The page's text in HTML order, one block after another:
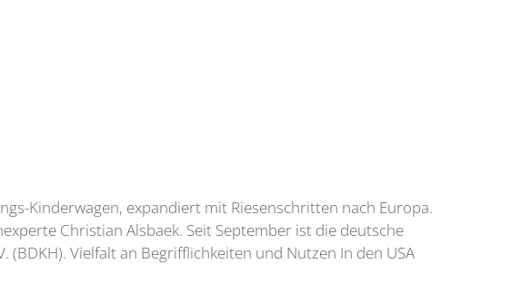
Kinderwagen, expandiert mit Riesenschritten nach Europa.
Christian Alsbaek. Seit September ist die deutsche
Vielfalt an Begrifflichkeiten und Nutzen In den USA